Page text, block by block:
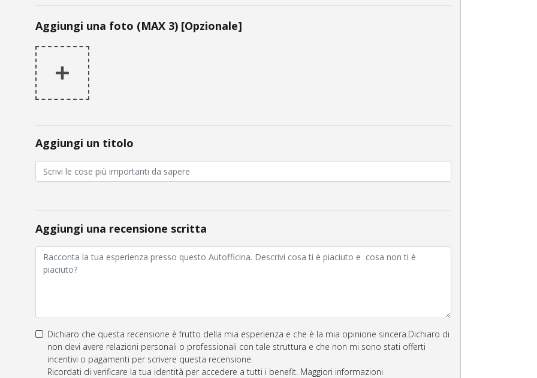
Aggiungi una foto (MAX 3) [Opzionale]
Aggiungi un titolo
Aggiungi una recensione scritta
Dichiaro che questa recensione è frutto della mia esperienza e che è la mia opinione sincera.Dichiaro di
non devi avere relazioni personali o professionali con tale struttura e che non mi sono stati offerti
incentivi o pagamenti per scrivere questa recensione.
Ricordati di verificare la tua identità per accedere a tutti i benefit. Maggiori informazioni